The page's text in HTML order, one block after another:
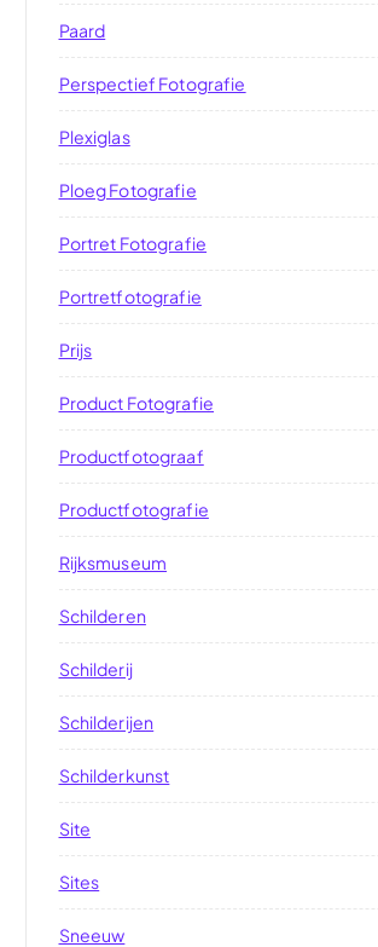
Paard
Perspectief Fotografie
Plexiglas
Ploeg Fotografie
Portret Fotografie
Portretfotografie
Prijs
Product Fotografie
Productfotograaf
Productfotografie
Rijksmuseum
Schilderen
Schilderij
Schilderijen
Schilderkunst
Site
Sites
Sneeuw